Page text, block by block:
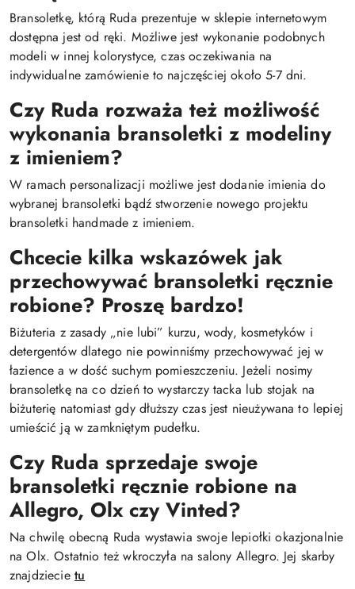
Bransoletkę, którą Ruda prezentuje w sklepie internetowym
dostępna jest od ręki. Możliwe jest wykonanie podobnych
modeli w innej kolorystyce, czas oczekiwania na
indywidualne zamówienie to najczęściej około 5-7 dni.
Czy Ruda rozważa też możliwość
wykonania bransoletki z modeliny
z imieniem?
W ramach personalizacji możliwe jest dodanie imienia do
wybranej bransoletki bądź stworzenie nowego projektu
bransoletki handmade z imieniem.
Chcecie kilka wskazówek jak
przechowywać bransoletki ręcznie
robione? Proszę bardzo!
Biżuteria z zasady „nie lubi” kurzu, wody, kosmetyków i
detergentów dlatego nie powinniśmy przechowywać jej w
łazience a w dość suchym pomieszczeniu. Jeżeli nosimy
bransoletkę na co dzień to wystarczy tacka lub stojak na
biżuterię natomiast gdy dłuższy czas jest nieużywana to lepiej
umieścić ją w zamkniętym pudełku.
Czy Ruda sprzedaje swoje
bransoletki ręcznie robione na
Allegro, Olx czy Vinted?
Na chwilę obecną Ruda wystawia swoje lepiołki okazjonalnie
na Olx. Ostatnio też wkroczyła na salony Allegro. Jej skarby
znajdziecie tu